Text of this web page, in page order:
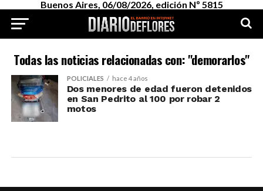
Buenos Aires, 06/08/2026, edición Nº 5815
Todas las noticias relacionadas con: "demorarlos"
POLICIALES hace 4 años
Dos menores de edad fueron detenidos
en San Pedrito al 100 por robar 2
motos